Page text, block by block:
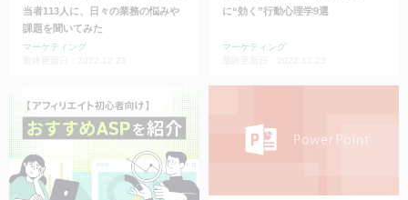
当者113人に、日々の業務の悩みや
課題を聞いてみた
マーケティング
に“効く”行動心理学9選
マーケティング